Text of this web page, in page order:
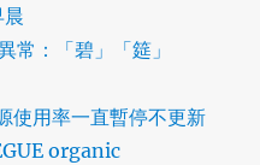
常：「碧」「筵」
使用率一直暫停不更新
organic